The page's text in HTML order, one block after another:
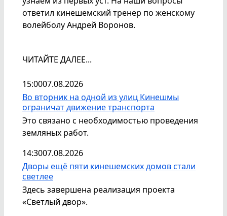
ответил кинешемский тренер по женскому
волейболу Андрей Воронов.
ЧИТАЙТЕ ДАЛЕЕ...
15:0007.08.2026
Во вторник на одной из улиц Кинешмы
ограничат движение транспорта
Это связано с необходимостью проведения
земляных работ.
14:3007.08.2026
Дворы ещё пяти кинешемских домов стали
светлее
Здесь завершена реализация проекта
«Светлый двор».